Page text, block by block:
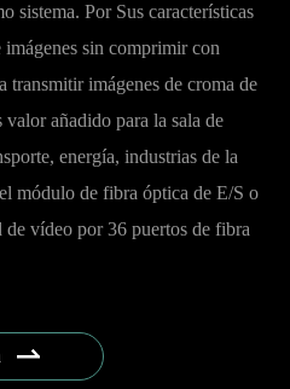
sistema. Por Sus características
sin comprimir con
transmitir imágenes de croma de
añadido para la sala de
energía, industrias de la
módulo de fibra óptica de E/S o
vídeo por 36 puertos de fibra
